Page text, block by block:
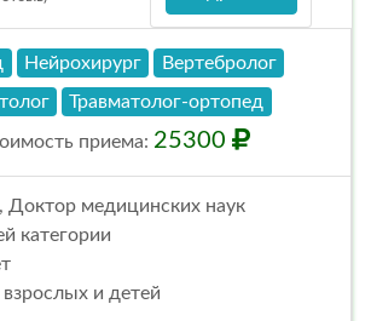
Нейрохирург
Вертебролог
Травматолог-ортопед
приема: 25300
Доктор медицинских наук
категории
и детей